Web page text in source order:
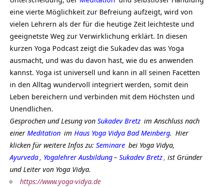
eine vierte Möglichkeit zur Befreiung aufzeigt, wird von
vielen Lehrern als der für die heutige Zeit leichteste und
geeignetste Weg zur Verwirklichung erklärt. In diesen
kurzen Yoga Podcast zeigt die Sukadev das was Yoga
ausmacht, und was du davon hast, wie du es anwenden
kannst. Yoga ist universell und kann in all seinen Facetten
in den Alltag wundervoll integriert werden, somit dein
Leben bereichern und verbinden mit dem Höchsten und
Unendlichen.
Gesprochen und Lesung von Sukadev Bretz im Anschluss nach
einerMeditation im Haus Yoga Vidya Bad Meinberg. Hier
klicken für weitere Infos zu: Seminare bei Yoga Vidya,
Ayurveda, Yogalehrer Ausbildung– Sukadev Bretz, ist Gründer
und Leiter von Yoga Vidya.
https://www.yoga-vidya.de